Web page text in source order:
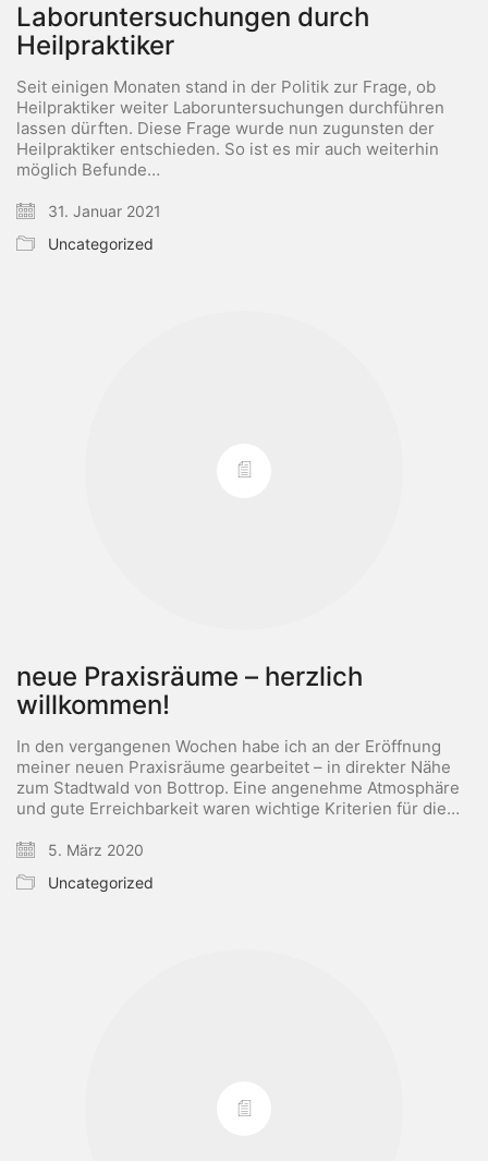
Laboruntersuchungen durch
Heilpraktiker
Seit einigen Monaten stand in der Politik zur Frage, ob
Heilpraktiker weiter Laboruntersuchungen durchführen
lassen dürften. Diese Frage wurde nun zugunsten der
Heilpraktiker entschieden. So ist es mir auch weiterhin
möglich Befunde…
31. Januar 2021
Uncategorized
neue Praxisräume – herzlich
willkommen!
In den vergangenen Wochen habe ich an der Eröffnung
meiner neuen Praxisräume gearbeitet – in direkter Nähe
zum Stadtwald von Bottrop. Eine angenehme Atmosphäre
und gute Erreichbarkeit waren wichtige Kriterien für die…
5. März 2020
Uncategorized